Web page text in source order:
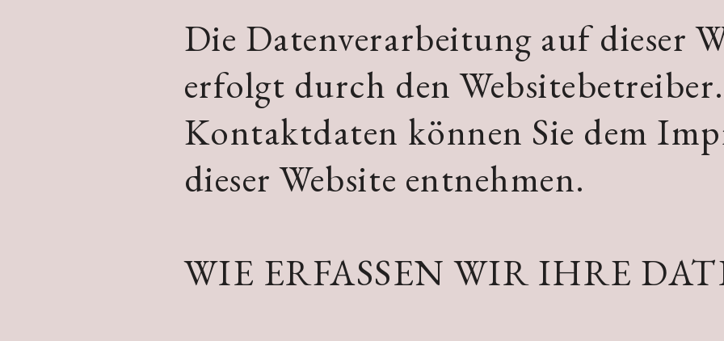
Die Datenverarbeitung auf dieser
erfolgt durch den
Kontaktdaten können Sie dem
dieser Website entnehmen.
WIE ERFASSEN WIR IHRE